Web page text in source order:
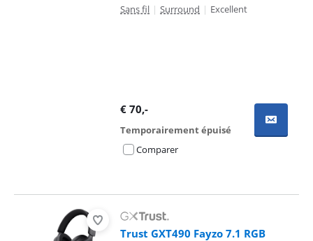
Sans fil | Surround | Excellent
€ 70,-
Temporairement épuisé
Comparer
Trust GXT490 Fayzo 7.1 RGB